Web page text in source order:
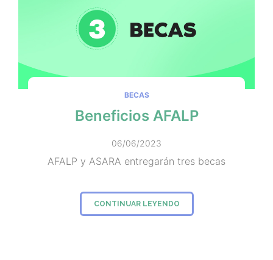
BECAS
Beneficios AFALP
06/06/2023
AFALP y ASARA entregarán tres becas
CONTINUAR LEYENDO